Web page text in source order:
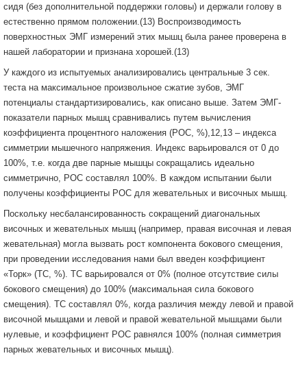
сидя (без дополнительной поддержки головы) и держали голову в
естественно прямом положении.(13) Воспроизводимость
поверхностных ЭМГ измерений этих мышц была ранее проверена в
нашей лаборатории и признана хорошей.(13)
У каждого из испытуемых анализировались центральные 3 сек.
теста на максимальное произвольное сжатие зубов, ЭМГ
потенциалы стандартизировались, как описано выше. Затем ЭМГ-
показатели парных мышц сравнивались путем вычисления
коэффициента процентного наложения (POC, %),12,13 – индекса
симметрии мышечного напряжения. Индекс варьировался от 0 до
100%, т.е. когда две парные мышцы сокращались идеально
симметрично, POC составлял 100%. В каждом испытании были
получены коэффициенты POC для жевательных и височных мышц.
Поскольку несбалансированность сокращений диагональных
височных и жевательных мышц (например, правая височная и левая
жевательная) могла вызвать рост компонента бокового смещения,
при проведении исследования нами был введен коэффициент
«Торк» (TC, %). ТС варьировался от 0% (полное отсутствие силы
бокового смещения) до 100% (максимальная сила бокового
смещения). ТС составлял 0%, когда различия между левой и правой
височной мышцами и левой и правой жевательной мышцами были
нулевые, и коэффициент POC равнялся 100% (полная симметрия
парных жевательных и височных мышц).